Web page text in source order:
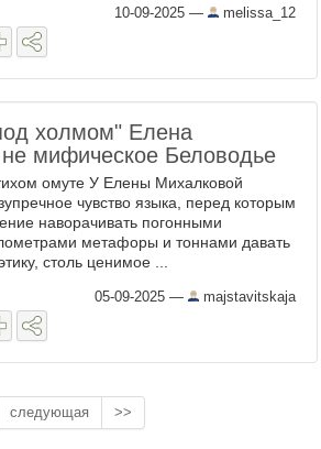
10-09-2025 — melissa_12
холмом" Елена
мифическое Беловодье
омуте У Елены Михалковой
чувство языка, перед которым
наворачивать погонными
метафоры и тоннами давать
столь ценимое ...
05-09-2025 — majstavitskaja
следующая >>